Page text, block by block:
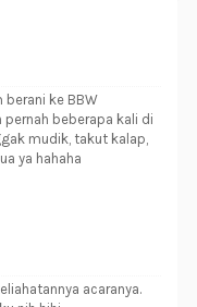
berani ke BBW
pernah beberapa kali di
mudik, takut kalap,
ya hahaha
acaranya.